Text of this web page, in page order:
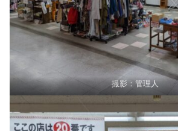
撮影：管理人